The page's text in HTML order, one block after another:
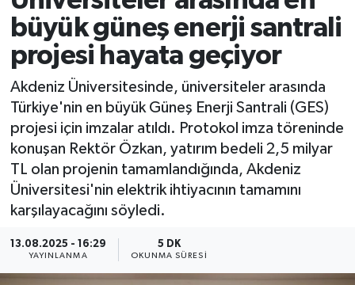
büyük güneş enerji santrali
projesi hayata geçiyor
Akdeniz Üniversitesinde, üniversiteler arasında
Türkiye'nin en büyük Güneş Enerji Santrali (GES)
projesi için imzalar atıldı. Protokol imza töreninde
konuşan Rektör Özkan, yatırım bedeli 2,5 milyar
TL olan projenin tamamlandığında, Akdeniz
Üniversitesi'nin elektrik ihtiyacının tamamını
karşılayacağını söyledi.
13.08.2025 - 16:29
YAYINLANMA
5 DK
OKUNMA SÜRESI
Haber Arşivi